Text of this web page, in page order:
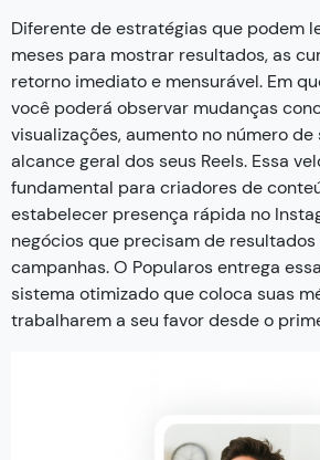
Diferente de estratégias que podem
meses para mostrar resultados, as
retorno imediato e mensurável. Em
você poderá observar mudanças
visualizações, aumento no número
alcance geral dos seus Reels. Essa
fundamental para criadores de
estabelecer presença rápida no
negócios que precisam de resultados
campanhas. O Popularos entrega
sistema otimizado que coloca suas
trabalharem a seu favor desde o